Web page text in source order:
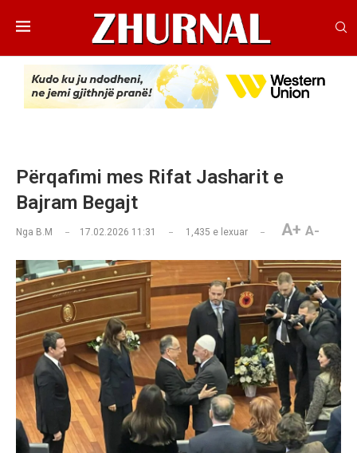
Përqafimi mes Rifat Jasharit e
Bajram Begajt
Nga B.M 17.02.2026 11:31 1,435 e lexuar A+ A-